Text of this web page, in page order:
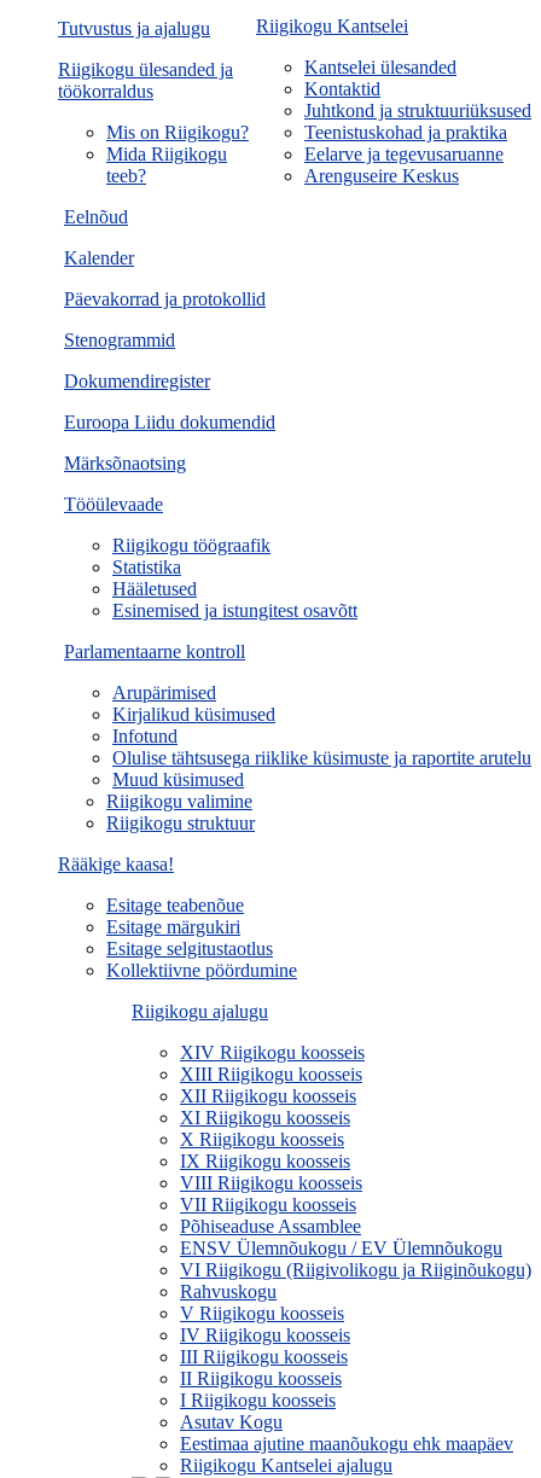
Riigikogu Kantselei
Kantselei ülesanded
Kontaktid
Juhtkond ja struktuuriüksused
Teenistuskohad ja praktika
Eelarve ja tegevusaruanne
Arenguseire Keskus
Eelnõud
Kalender
Päevakorrad ja protokollid
Stenogrammid
Dokumendiregister
Euroopa Liidu dokumendid
Märksõnaotsing
Tööülevaade
Riigikogu töögraafik
Statistika
Hääletused
Esinemised ja istungitest osavõtt
Parlamentaarne kontroll
Arupärimised
Kirjalikud küsimused
Infotund
Olulise tähtsusega riiklike küsimuste ja raportite arutelu
Muud küsimused
Tutvustus ja ajalugu
Riigikogu ülesanded ja
töökorraldus
Mis on Riigikogu?
Mida Riigikogu
teeb?
Riigikogu valimine
Riigikogu struktuur
Rääkige kaasa!
Esitage teabenõue
Esitage märgukiri
Esitage selgitustaotlus
Kollektiivne pöördumine
Riigikogu ajalugu
XIV Riigikogu koosseis
XIII Riigikogu koosseis
XII Riigikogu koosseis
XI Riigikogu koosseis
X Riigikogu koosseis
IX Riigikogu koosseis
VIII Riigikogu koosseis
VII Riigikogu koosseis
Põhiseaduse Assamblee
ENSV Ülemnõukogu / EV Ülemnõukogu
VI Riigikogu (Riigivolikogu ja Riiginõukogu)
Rahvuskogu
V Riigikogu koosseis
IV Riigikogu koosseis
III Riigikogu koosseis
II Riigikogu koosseis
I Riigikogu koosseis
Asutav Kogu
Eestimaa ajutine maanõukogu ehk maapäev
Riigikogu Kantselei ajalugu